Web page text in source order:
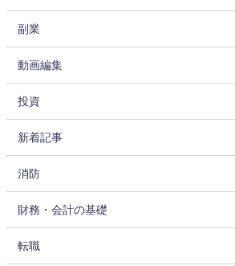
副業
動画編集
投資
新着記事
消防
財務・会計の基礎
転職